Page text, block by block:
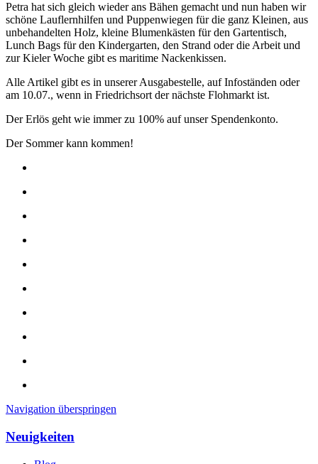
Petra hat sich gleich wieder ans Bähen gemacht und nun haben wir
schöne Lauflernhilfen und Puppenwiegen für die ganz Kleinen, aus
unbehandelten Holz, kleine Blumenkästen für den Gartentisch,
Lunch Bags für den Kindergarten, den Strand oder die Arbeit und
zur Kieler Woche gibt es maritime Nackenkissen.
Alle Artikel gibt es in unserer Ausgabestelle, auf Infoständen oder
am 10.07., wenn in Friedrichsort der nächste Flohmarkt ist.
Der Erlös geht wie immer zu 100% auf unser Spendenkonto.
Der Sommer kann kommen!
Navigation überspringen
Neuigkeiten